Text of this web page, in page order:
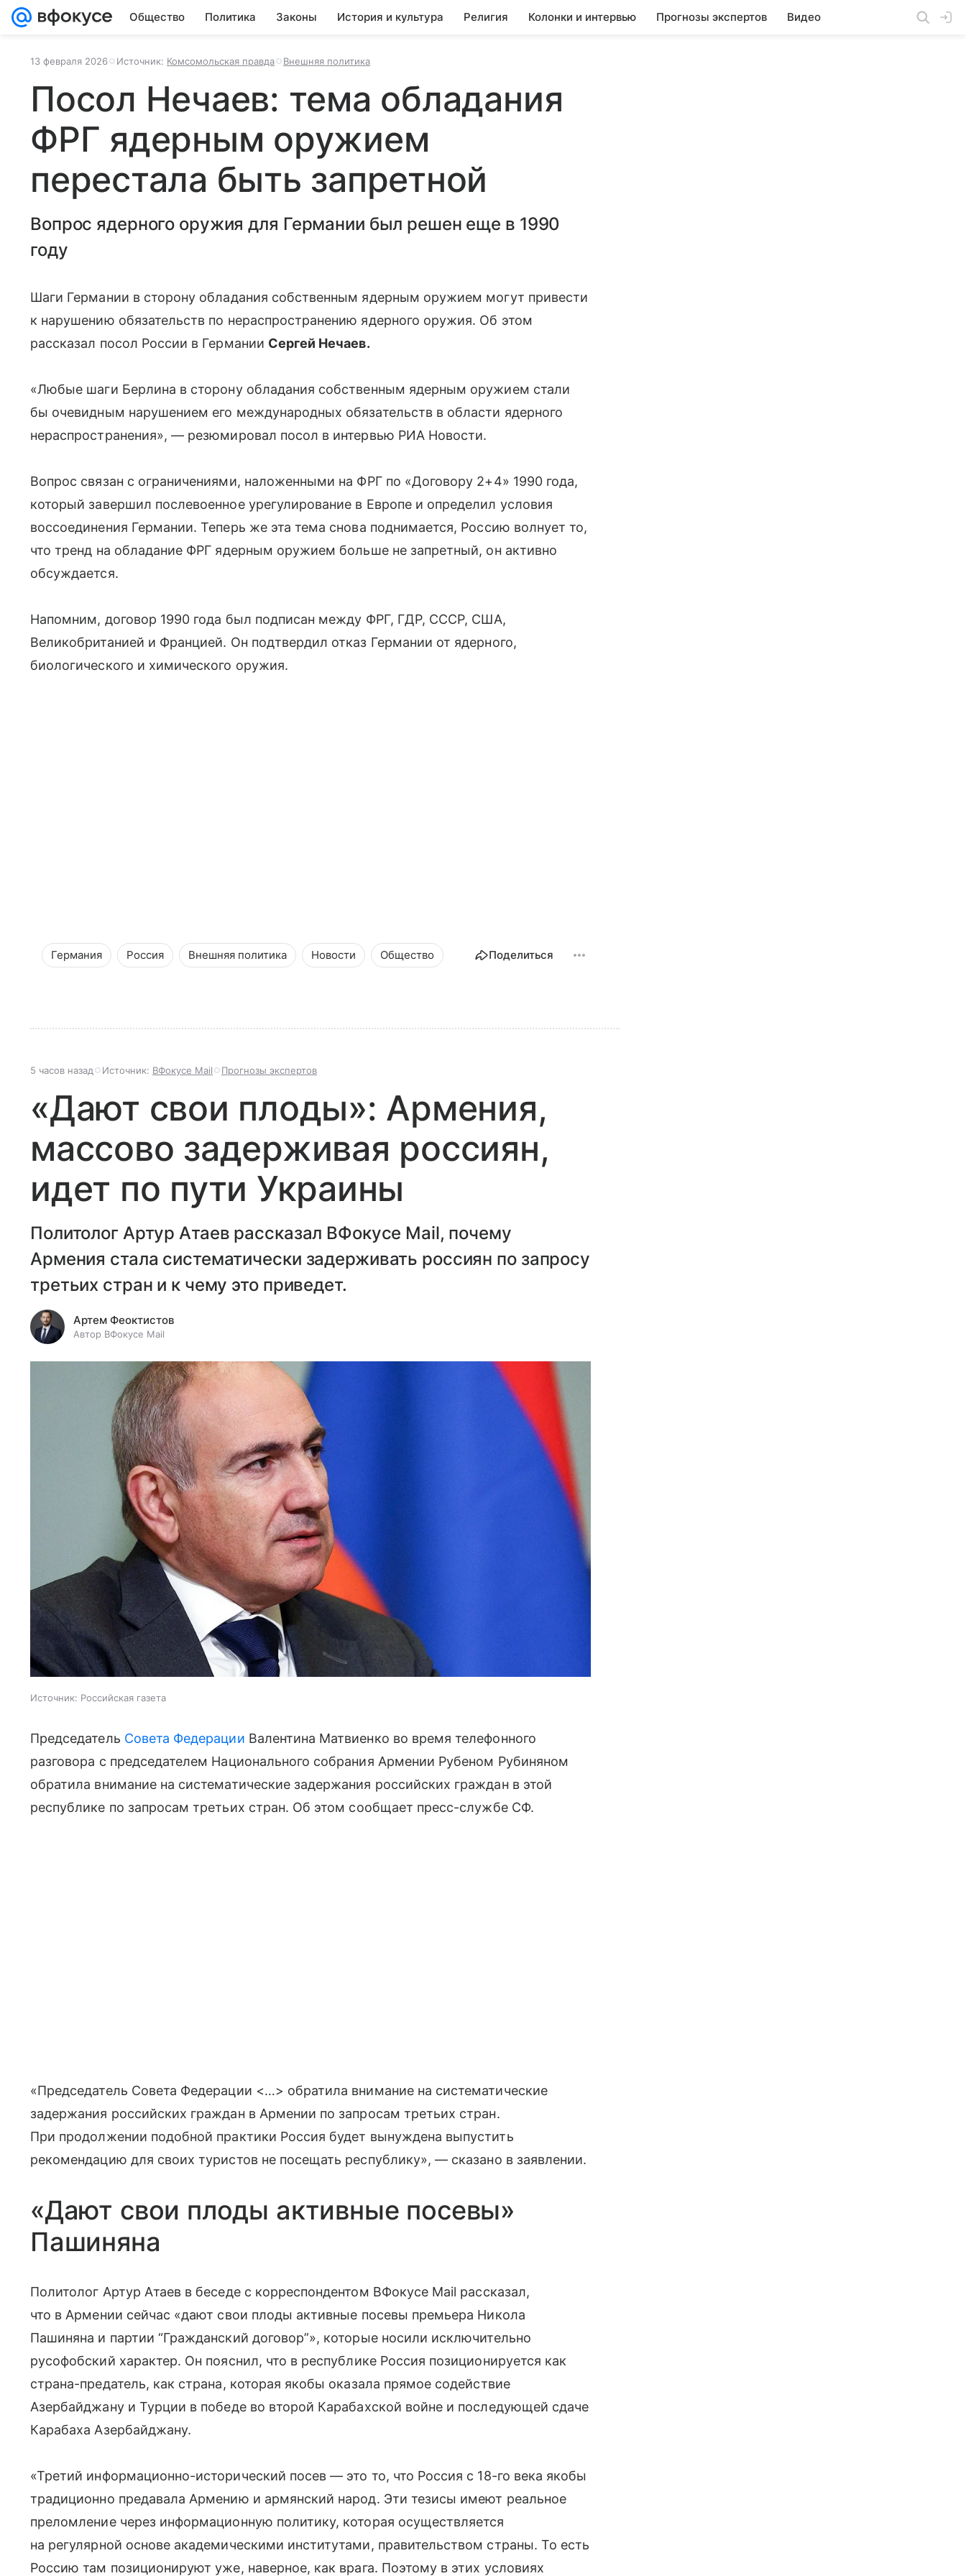
Общество Политика Законы История и культура Религия Колонки и интервью Прогнозы экспертов Видео
13 февраля 2026 Источник: Комсомольская правда Внешняя политика
Посол Нечаев: тема обладания
ФРГ ядерным оружием
перестала быть запретной
Вопрос ядерного оружия для Германии был решен еще в 1990
году
Шаги Германии в сторону обладания собственным ядерным оружием могут привести
к нарушению обязательств по нераспространению ядерного оружия. Об этом
рассказал посол России в Германии Сергей Нечаев.
«Любые шаги Берлина в сторону обладания собственным ядерным оружием стали
бы очевидным нарушением его международных обязательств в области ядерного
нераспространения», — резюмировал посол в интервью РИА Новости.
Вопрос связан с ограничениями, наложенными на ФРГ по «Договору 2+4» 1990 года,
который завершил послевоенное урегулирование в Европе и определил условия
воссоединения Германии. Теперь же эта тема снова поднимается, Россию волнует то,
что тренд на обладание ФРГ ядерным оружием больше не запретный, он активно
обсуждается.
Напомним, договор 1990 года был подписан между ФРГ, ГДР, СССР, США,
Великобританией и Францией. Он подтвердил отказ Германии от ядерного,
биологического и химического оружия.
Германия Россия Внешняя политика Новости Общество Поделиться
5 часов назад Источник: ВФокусе Mail Прогнозы экспертов
«Дают свои плоды»: Армения,
массово задерживая россиян,
идет по пути Украины
Политолог Артур Атаев рассказал ВФокусе Mail, почему
Армения стала систематически задерживать россиян по запросу
третьих стран и к чему это приведет.
Артем Феоктистов
Автор ВФокусе Mail
Источник: Российская газета
Председатель Совета Федерации Валентина Матвиенко во время телефонного
разговора с председателем Национального собрания Армении Рубеном Рубиняном
обратила внимание на систематические задержания российских граждан в этой
республике по запросам третьих стран. Об этом сообщает пресс-службе СФ.
«Председатель Совета Федерации <…> обратила внимание на систематические
задержания российских граждан в Армении по запросам третьих стран.
При продолжении подобной практики Россия будет вынуждена выпустить
рекомендацию для своих туристов не посещать республику», — сказано в заявлении.
«Дают свои плоды активные посевы»
Пашиняна
Политолог Артур Атаев в беседе с корреспондентом ВФокусе Mail рассказал,
что в Армении сейчас «дают свои плоды активные посевы премьера Никола
Пашиняна и партии “Гражданский договор”», которые носили исключительно
русофобский характер. Он пояснил, что в республике Россия позиционируется как
страна-предатель, как страна, которая якобы оказала прямое содействие
Азербайджану и Турции в победе во второй Карабахской войне и последующей сдаче
Карабаха Азербайджану.
«Третий информационно-исторический посев — это то, что Россия с 18-го века якобы
традиционно предавала Армению и армянский народ. Эти тезисы имеют реальное
преломление через информационную политику, которая осуществляется
на регулярной основе академическими институтами, правительством страны. То есть
Россию там позиционируют уже, наверное, как врага. Поэтому в этих условиях